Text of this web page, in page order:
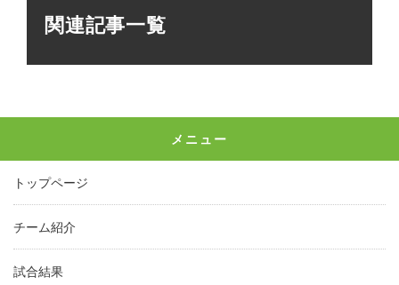
関連記事一覧
メニュー
トップページ
チーム紹介
試合結果